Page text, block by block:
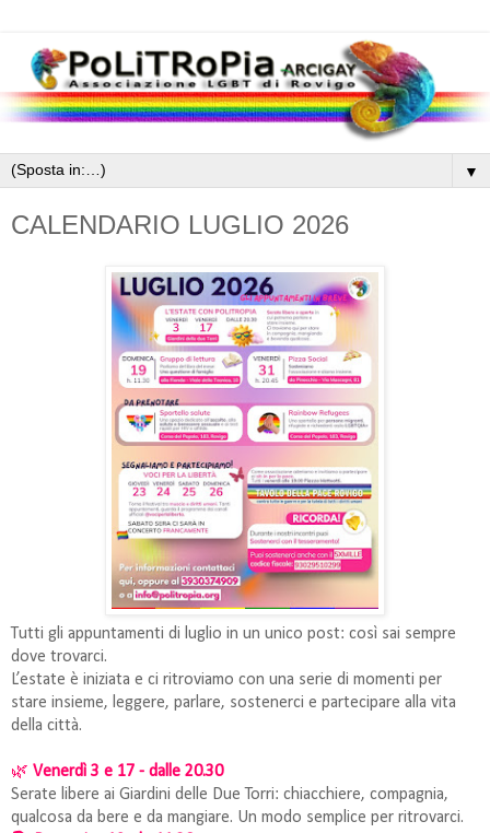
▼
CALENDARIO LUGLIO 2026
Tutti gli appuntamenti di luglio in un unico post: così sai sempre
dove trovarci.
L’estate è iniziata e ci ritroviamo con una serie di momenti per
stare insieme, leggere, parlare, sostenerci e partecipare alla vita
della città.
🌿 Venerdì 3 e 17 - dalle 20.30
Serate libere ai Giardini delle Due Torri: chiacchiere, compagnia,
qualcosa da bere e da mangiare. Un modo semplice per ritrovarci.